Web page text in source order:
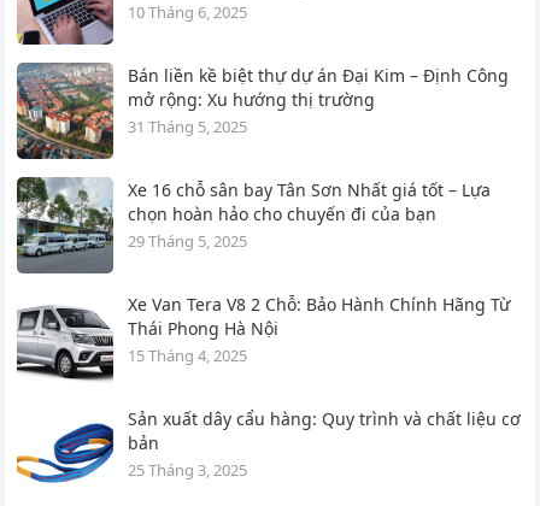
10 Tháng 6, 2025
Bán liền kề biệt thự dự án Đại Kim – Định Công
mở rộng: Xu hướng thị trường
31 Tháng 5, 2025
Xe 16 chỗ sân bay Tân Sơn Nhất giá tốt – Lựa
chọn hoàn hảo cho chuyến đi của bạn
29 Tháng 5, 2025
Xe Van Tera V8 2 Chỗ: Bảo Hành Chính Hãng Từ
Thái Phong Hà Nội
15 Tháng 4, 2025
Sản xuất dây cẩu hàng: Quy trình và chất liệu cơ
bản
25 Tháng 3, 2025